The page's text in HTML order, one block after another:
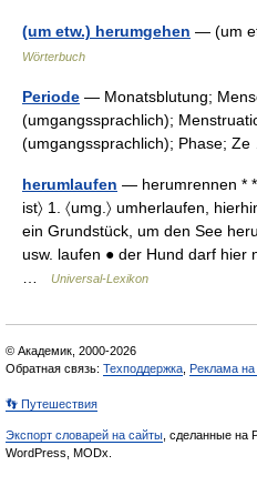
(um etw.) herumgehen — (um
Wörterbuch
Periode — Monatsblutung;
(umgangssprachlich);
(umgangssprachlich); Phase;
herumlaufen — herumrennen * *
ist〉 1. 〈umg.〉 umherlaufen,
ein Grundstück, um den See
usw. laufen ● der Hund darf hier
Universal-Lexikon
© Академик, 2000-2026
Обратная связь: Техподдержка Реклама на
👣 Путешествия
Экспорт словарей на сайты , сделанные на
WordPress, MODx.